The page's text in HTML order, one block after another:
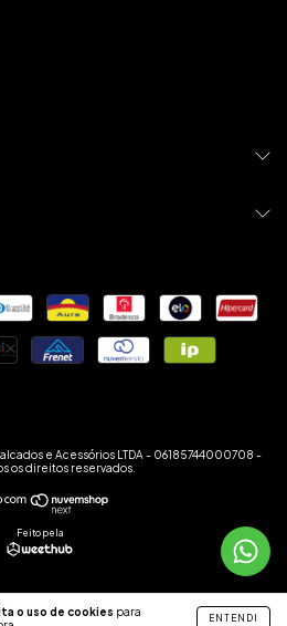
o uso de cookies para
ENTENDI
e Acessórios LTDA - 06185744000708 -
os direitos reservados.
Feito pela